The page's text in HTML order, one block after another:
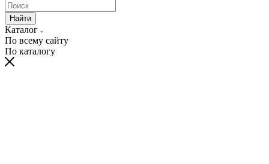
Найти
Каталог
По всему сайту
По каталогу